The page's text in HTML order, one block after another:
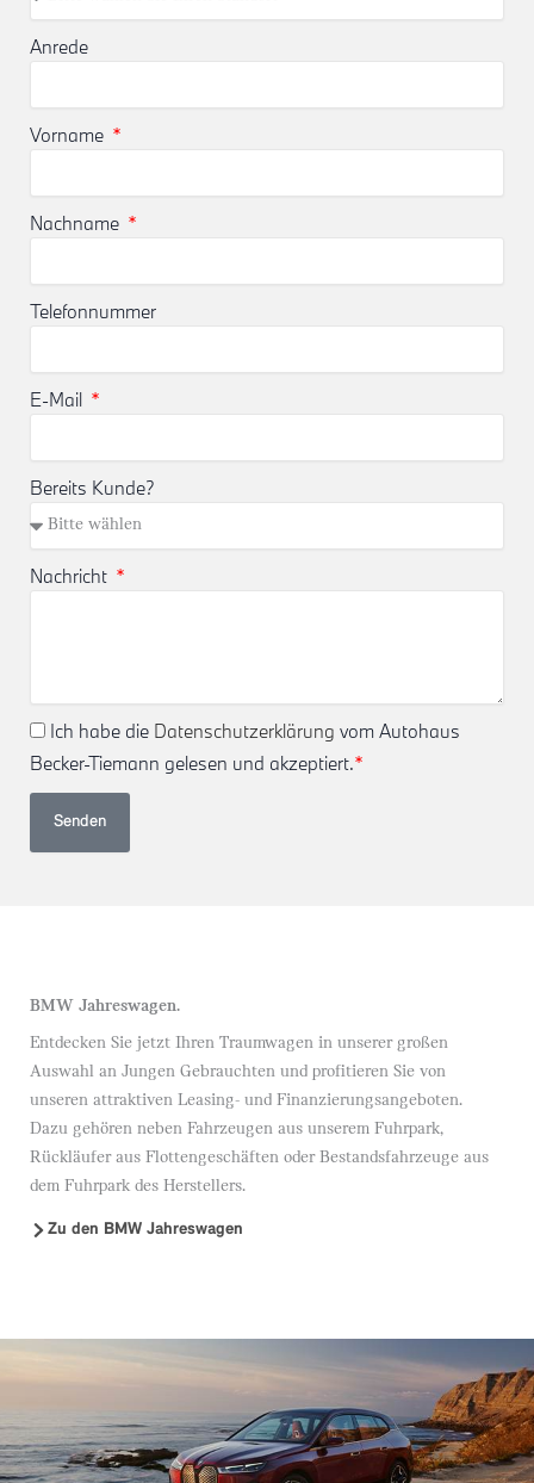
Anrede
Vorname
Nachname
Telefonnummer
E-Mail
Bereits Kunde?
Nachricht
Ich habe die Datenschutzerklärung vom Autohaus
Becker-Tiemann gelesen und akzeptiert.*
Senden
BMW Jahreswagen.
Entdecken Sie jetzt Ihren Traumwagen in unserer großen
Auswahl an Jungen Gebrauchten und profitieren Sie von
unseren attraktiven Leasing- und Finanzierungsangeboten.
Dazu gehören neben Fahrzeugen aus unserem Fuhrpark,
Rückläufer aus Flottengeschäften oder Bestandsfahrzeuge aus
dem Fuhrpark des Herstellers.
Zu den BMW Jahreswagen